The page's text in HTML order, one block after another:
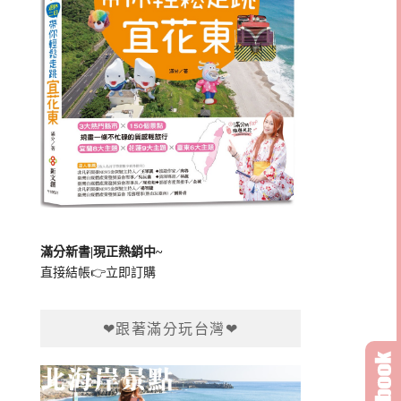
滿分新書|現正熱銷中~
直接結帳👉立即訂購
❤跟著滿分玩台灣❤